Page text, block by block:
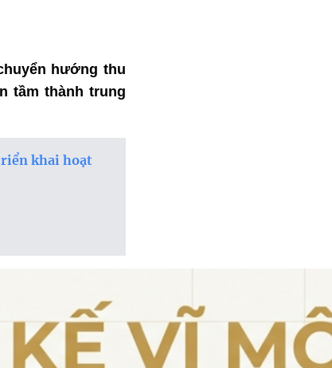
hướng thu
tầm thành trung
khai hoạt